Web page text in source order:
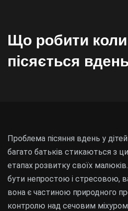
Що робити
пісяється
Проблема пісяння вдень у
багато батьків стикаються з
етапах розвитку своїх
бути непростою і стресовою,
вона є частиною природного
контролю над сечовим